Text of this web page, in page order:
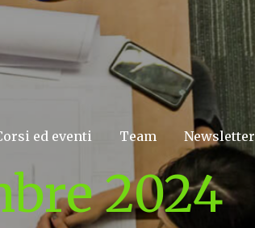
ed eventi Team Newsletter
2024